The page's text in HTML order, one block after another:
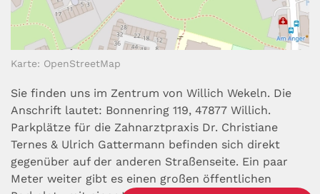
Karte: OpenStreetMap
Sie finden uns im Zentrum von Willich Wekeln. Die
Anschrift lautet: Bonnenring 119, 47877 Willich.
Parkplätze für die Zahnarztpraxis Dr. Christiane
Ternes & Ulrich Gattermann befinden sich direkt
gegenüber auf der anderen Straßenseite. Ein paar
Meter weiter gibt es einen großen öffentlichen